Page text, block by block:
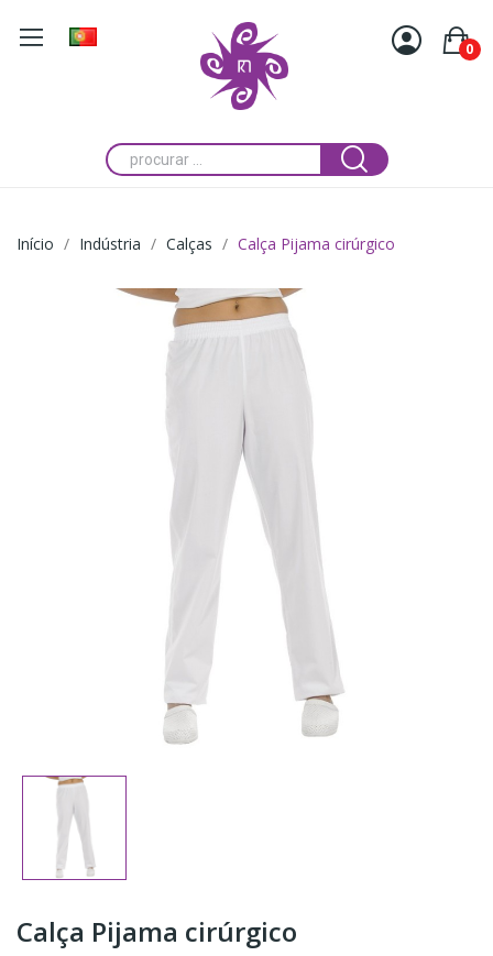
0
Início Indústria Calças Calça Pijama cirúrgico
Calça Pijama cirúrgico